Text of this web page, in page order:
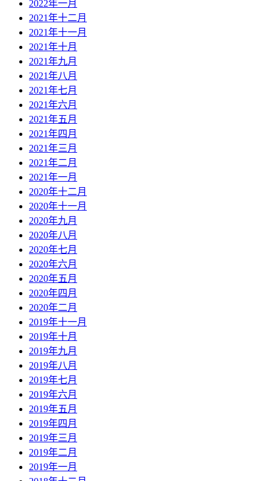
2022年一月
2021年十二月
2021年十一月
2021年十月
2021年九月
2021年八月
2021年七月
2021年六月
2021年五月
2021年四月
2021年三月
2021年二月
2021年一月
2020年十二月
2020年十一月
2020年九月
2020年八月
2020年七月
2020年六月
2020年五月
2020年四月
2020年二月
2019年十一月
2019年十月
2019年九月
2019年八月
2019年七月
2019年六月
2019年五月
2019年四月
2019年三月
2019年二月
2019年一月